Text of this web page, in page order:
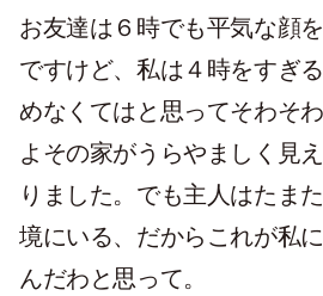
お友達は６時でも平気な顔
ですけど、私は４時をすぎ
めなくてはと思ってそわそわ
よその家がうらやましく見
りました。でも主人はたま
境にいる、だからこれが私
んだわと思って。